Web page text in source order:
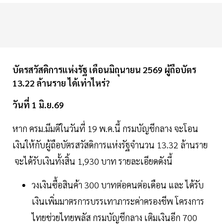
บัตรสวัสดิการแห่งรัฐ เดือนมิถุนายน 2569 ผู้ถือบัตร
13.22 ล้านราย ได้เท่าไหร่?
วันที่ 1 มิ.ย.69
หาก ครม.มีมติในวันที่ 19 พ.ค.นี้ กรมบัญชีกลาง จะโอน
เงินให้กับผู้ถือบัตรสวัสดิการแห่งรัฐจำนวน 13.32 ล้านราย
จะได้รับเงินทั้งสิ้น 1,930 บาท รายละเอียดดังนี้
วงเงินซื้อสินค้า 300 บาทต่อคนต่อเดือน และ ได้รับ
เงินเพิ่มมาตรการบรรเทาภาระค่าครองชีพ โครงการ
ไทยช่วยไทยพลัส กรมบัญชีกลาง เติมเงินอีก 700